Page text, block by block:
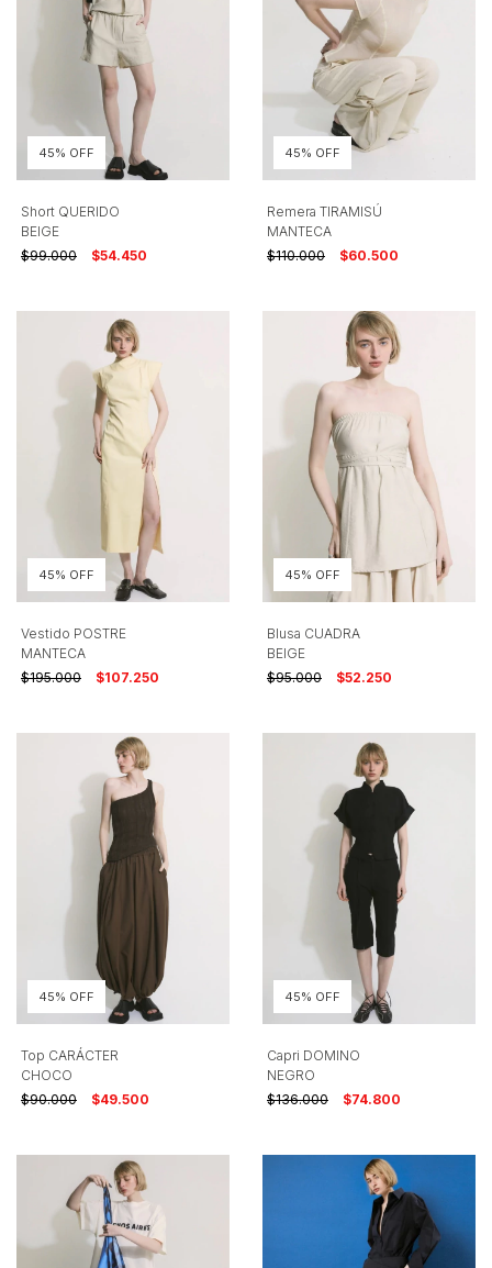
45% OFF
Short QUERIDO
BEIGE
$99.000
$54.450
45% OFF
Remera TIRAMISÚ
MANTECA
$110.000
$60.500
45% OFF
Vestido POSTRE
MANTECA
$195.000
$107.250
45% OFF
Blusa CUADRA
BEIGE
$95.000
$52.250
45% OFF
Top CARÁCTER
CHOCO
$90.000
$49.500
45% OFF
Capri DOMINO
NEGRO
$136.000
$74.800